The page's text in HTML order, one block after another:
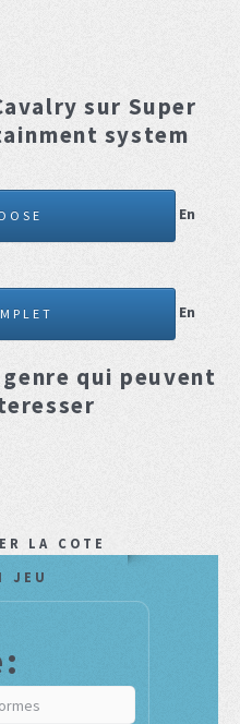
sur Super
system
En
En
genre qui peuvent
LA COTE
JEU